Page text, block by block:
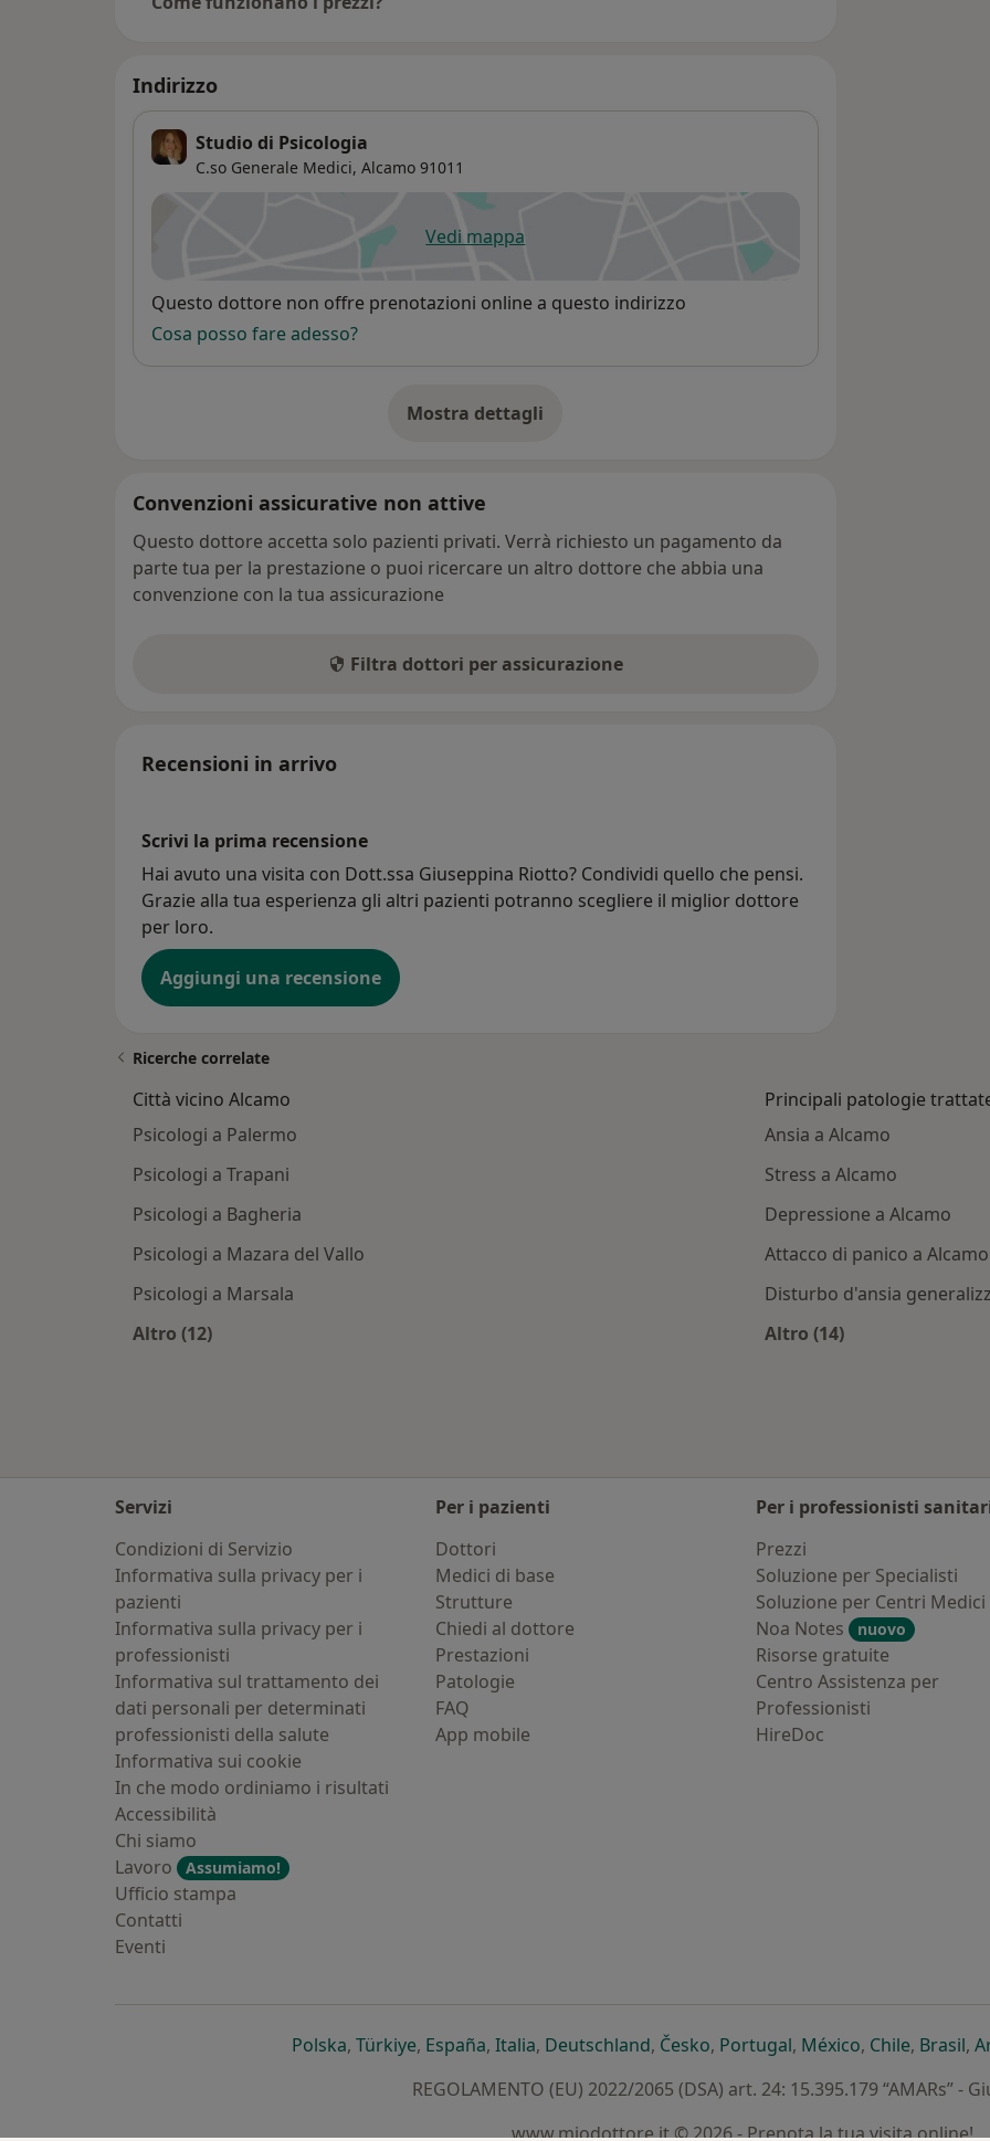
Indirizzo
Studio di Psicologia
C.so Generale Medici, Alcamo 91011
Vedi mappasi apre in una nuova scheda
Disponibilità
Questo dottore non offre prenotazioni online a questo indirizzo
Cosa posso fare adesso?
Mostra dettagli
sull'indirizzo
Convenzioni assicurative non attive
Questo dottore accetta solo pazienti privati. Verrà richiesto un pagamento da
parte tua per la prestazione o puoi ricercare un altro dottore che abbia una
convenzione con la tua assicurazione
Filtra dottori per assicurazione
Recensioni in arrivo
Scrivi la prima recensione
Hai avuto una visita con Dott.ssa Giuseppina Riotto? Condividi quello che pensi.
Grazie alla tua esperienza gli altri pazienti potranno scegliere il miglior dottore
per loro.
Aggiungi una recensione
Ricerche correlate
Città vicino Alcamo
Psicologi a Palermo
Psicologi a Trapani
Psicologi a Bagheria
Psicologi a Mazara del Vallo
Psicologi a Marsala
Altro (12)
Principali patologie
Ansia a Alcamo
Stress a Alcamo
Depressione a Alcamo
Attacco di panico a Alcamo
Disturbo d'ansia
Altro (14)
Servizi
Condizioni di Servizio
Informativa sulla privacy per i
pazienti
Informativa sulla privacy per i
professionisti
Informativa sul trattamento dei
dati personali per determinati
professionisti della salute
Informativa sui cookie
In che modo ordiniamo i risultati
Accessibilità
Chi siamo
Lavoro
Assumiamo!
Ufficio stampa
Contatti
Eventi
Per i pazienti
Dottori
Medici di base
Strutture
Chiedi al dottore
Prestazioni
Patologie
FAQ
App mobile
Per i professionisti
Prezzi
Soluzione per Specialisti
Soluzione per Centri Medici
Noa Notes
nuovo
Risorse gratuite
Centro Assistenza per
Professionisti
HireDoc
Polskasi apre in una nuova scheda
, Türkiyesi apre in una nuova scheda
, Españasi apre in una nuova scheda
, Italiasi apre in una nuova scheda
, Deutschlandsi apre in una nuova scheda
, Českosi apre in una nuova scheda
, Portugalsi apre in una nuova
, Méxicosi apre in una
, Chilesi apre
, Brasilsi
,
REGOLAMENTO (EU) 2022/2065 (DSA) art. 24: 15.395.179 “AMARs” -
www.miodottore.it © 2026 - Prenota la tua visita online!